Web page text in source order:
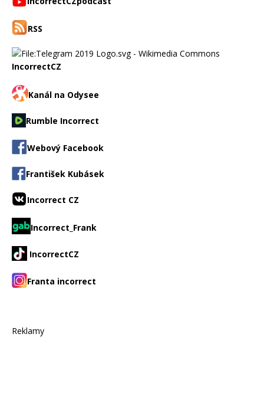
RSS
IncorrectCZ
Kanál na Odysee
Rumble Incorrect
Webový Facebook
František Kubásek
Incorrect CZ
Incorrect_Frank
IncorrectCZ
Franta incorrect
Reklamy